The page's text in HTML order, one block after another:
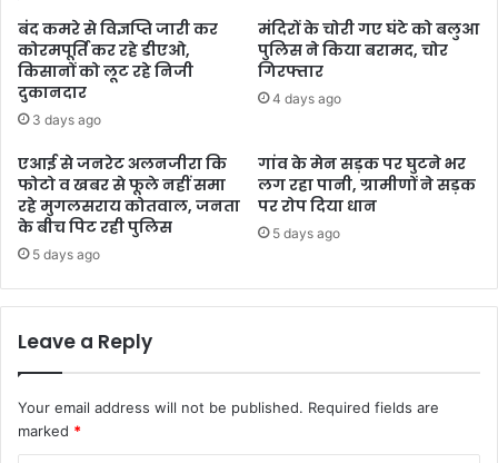
बंद कमरे से विज्ञप्ति जारी कर
कोरमपूर्ति कर रहे डीएओ,
किसानों को लूट रहे निजी
दुकानदार
3 days ago
मंदिरों के चोरी गए घंटे को बलुआ
पुलिस ने किया बरामद, चोर
गिरफ्तार
4 days ago
एआई से जनरेट अलनजीरा कि
फोटो व खबर से फूले नहीं समा
रहे मुगलसराय कोतवाल, जनता
के बीच पिट रही पुलिस
5 days ago
गांव के मेन सड़क पर घुटने भर
लग रहा पानी, ग्रामीणों ने सड़क
पर रोप दिया धान
5 days ago
Leave a Reply
Your email address will not be published. Required fields are
marked *